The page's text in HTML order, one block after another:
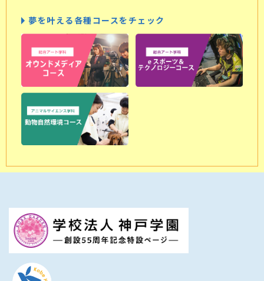
夢を叶える各種コースをチェック